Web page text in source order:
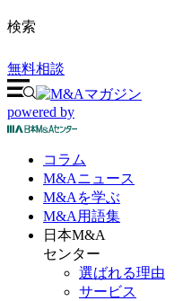
検索
無料相談
powered by
コラム
M&Aニュース
M&Aを学ぶ
M&A 用語集
日本M&A
センター
選ばれる理由
サービス